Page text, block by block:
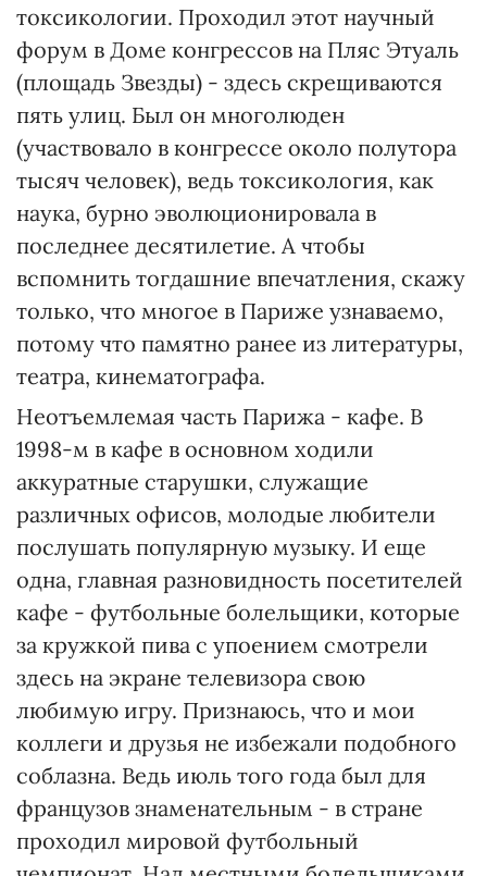
токсикологии. Проходил этот научный
форум в Доме конгрессов на Пляс Этуаль
(площадь Звезды) - здесь скрещиваются
пять улиц. Был он многолюден
(участвовало в конгрессе около полутора
тысяч человек), ведь токсикология, как
наука, бурно эволюционировала в
последнее десятилетие. А чтобы
вспомнить тогдашние впечатления, скажу
только, что многое в Париже узнаваемо,
потому что памятно ранее из литературы,
театра, кинематографа.
Неотъемлемая часть Парижа - кафе. В
1998-м в кафе в основном ходили
аккуратные старушки, служащие
различных офисов, молодые любители
послушать популярную музыку. И еще
одна, главная разновидность посетителей
кафе - футбольные болельщики, которые
за кружкой пива с упоением смотрели
здесь на экране телевизора свою
любимую игру. Признаюсь, что и мои
коллеги и друзья не избежали подобного
соблазна. Ведь июль того года был для
французов знаменательным - в стране
проходил мировой футбольный